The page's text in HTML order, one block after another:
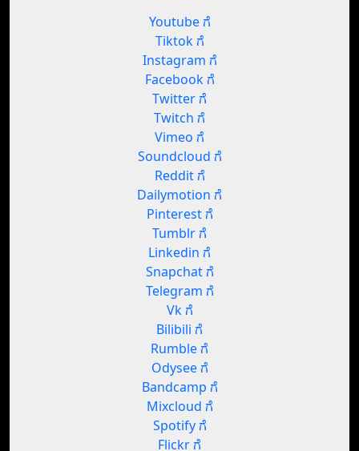
Youtube ಗೆ
Tiktok ಗೆ
Instagram ಗೆ
Facebook ಗೆ
Twitter ಗೆ
Twitch ಗೆ
Vimeo ಗೆ
Soundcloud ಗೆ
Reddit ಗೆ
Dailymotion ಗೆ
Pinterest ಗೆ
Tumblr ಗೆ
Linkedin ಗೆ
Snapchat ಗೆ
Telegram ಗೆ
Vk ಗೆ
Bilibili ಗೆ
Rumble ಗೆ
Odysee ಗೆ
Bandcamp ಗೆ
Mixcloud ಗೆ
Spotify ಗೆ
Flickr ಗೆ